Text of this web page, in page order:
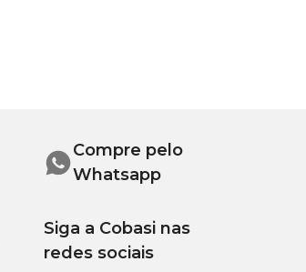
Compre pelo
Whatsapp
Siga a Cobasi nas
redes sociais